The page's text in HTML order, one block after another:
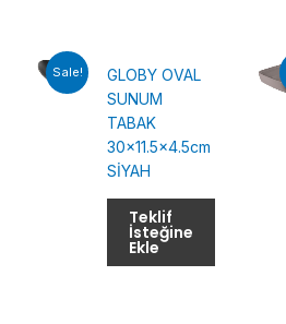
Sale!
GLOBY OVAL
SUNUM
TABAK
30×11.5×4.5cm
SİYAH
Teklif
İsteğine
Ekle